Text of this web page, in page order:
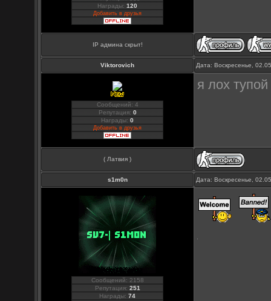
Награды:120
Добавить в друзья
IP админа скрыт!
Viktorovich Дата: Воскресенье,
Сообщений: 4
Репутация: 0
Награды:0
Добавить в друзья
я лох
( Латвия )
s1m0n Дата: Воскресенье,
Сообщений: 2158
Репутация: 251
Награды:74